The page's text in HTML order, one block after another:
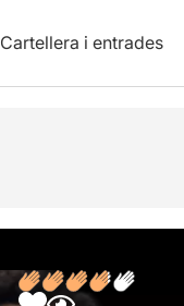
Cartellera i entrades
Opinions